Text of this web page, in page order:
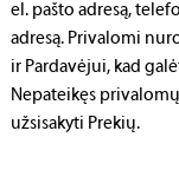
el. pašto adresą,
adresą. Privalomi
ir Pardavėjui, kad
Nepateikęs
užsisakyti Prekių.